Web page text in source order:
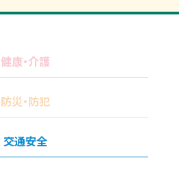
健康・介護
防災・防犯
交通安全